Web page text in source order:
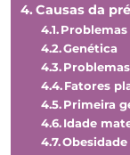
Causas da
Genética
Fatores
Primeira
Idade